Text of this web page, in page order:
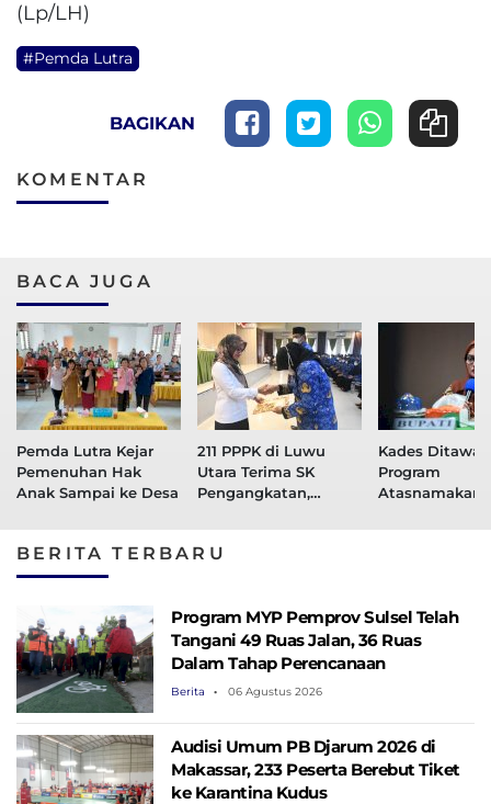
(Lp/LH)
#Pemda Lutra
BAGIKAN
KOMENTAR
BACA JUGA
Pemda Lutra Kejar
Pemenuhan Hak
Anak Sampai ke Desa
211 PPPK di Luwu
Utara Terima SK
Pengangkatan,
Kades Ditawari
Program
Atasnamakan
BERITA TERBARU
Program MYP Pemprov Sulsel Telah
Tangani 49 Ruas Jalan, 36 Ruas
Dalam Tahap Perencanaan
Berita 06 Agustus 2026
Audisi Umum PB Djarum 2026 di
Makassar, 233 Peserta Berebut Tiket
ke Karantina Kudus